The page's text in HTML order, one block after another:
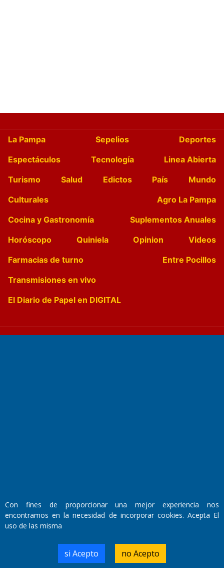
La Pampa Sepelios
Deportes
Espectáculos
Tecnología
Linea Abierta
Turismo
Salud Edictos País
Mundo
Culturales
Agro La Pampa
Cocina y Gastronomía
Suplementos Anuales
Horóscopo
Quiniela Opinion
Videos
Farmacias de turno
Entre Pocillos
Transmisiones en vivo
El Diario de Papel en DIGITAL
Santa Rosa, La Pampa.
Número de Registro DNDA:
RL-2019-55551274-APN-DNDA#MJ
Con fines de proporcionar una mejor experiencia nos
encontramos en la necesidad de incorporar cookies. Acepta El
uso de las misma
si Acepto no Acepto